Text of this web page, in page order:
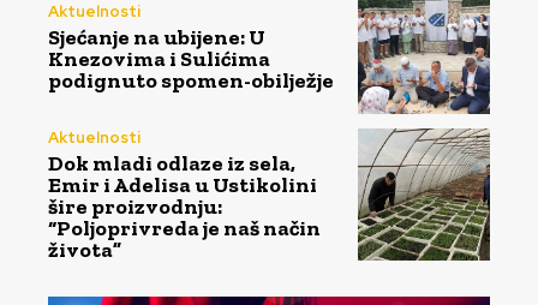
Aktuelnosti
Sjećanje na ubijene: U
Knezovima i Sulićima
podignuto spomen-obilježje
Aktuelnosti
Dok mladi odlaze iz sela,
Emir i Adelisa u Ustikolini
šire proizvodnju:
“Poljoprivreda je naš način
života”